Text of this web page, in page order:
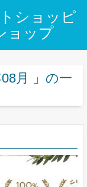
ショッピ
ョップ
月 」の一